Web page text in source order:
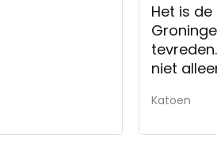
Het is
niet alleen
keuze.
Katoen